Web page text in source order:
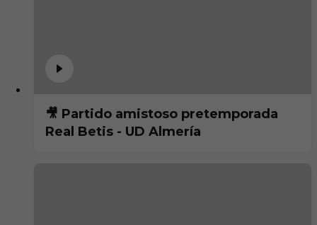
🎥 Partido amistoso pretemporada
Real Betis - UD Almería